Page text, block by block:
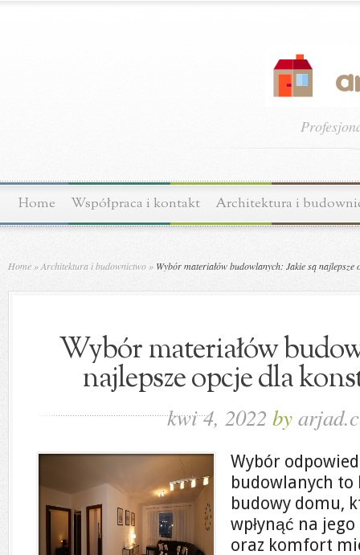
Home Współpraca i kontakt Architektura i
Home »Architektura i budownictwo » Wybór materiałów budowlanych: Jakie są
Wybór materiałów
najlepsze opcje dla
kwi 4, 2022 by
Wybór
budowlanych to
budowy domu,
wpłynąć na
oraz komfort